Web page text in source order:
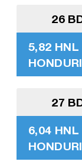
26
5,82 HNL
27
6,04 HNL